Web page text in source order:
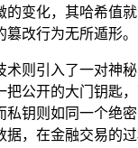
的变化，其哈希值
篡改行为无所遁形。
术则引入了一对神
公开的大门钥匙，
私钥则如同一个绝
据，在金融交易的